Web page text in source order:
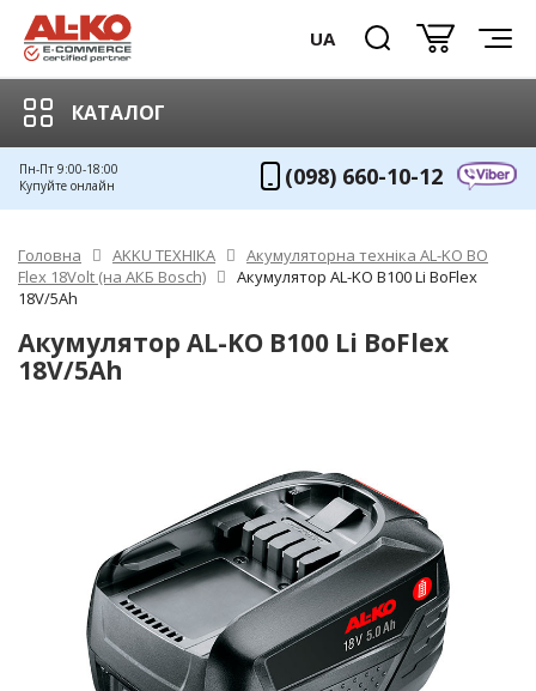
UA
КАТАЛОГ
Пн-Пт 9:00-18:00
Купуйте онлайн
(098) 660-10-12
Головна AKKU ТЕХНІКА
Акумуляторна техніка AL-KO BO
Flex 18Volt (на АКБ Bosch)
Акумулятор AL-KO B100 Li BoFlex
18V/5Ah
Акумулятор AL-KO B100 Li BoFlex
18V/5Ah